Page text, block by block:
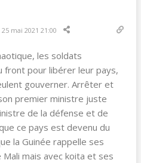
25 mai 2021 21:00
les soldats
front pour libérer leur pays,
gouverner. Arrêter et
premier ministre juste
de la défense et de
ce pays est devenu du
la Guinée rappelle ses
Mali mais avec koita et ses